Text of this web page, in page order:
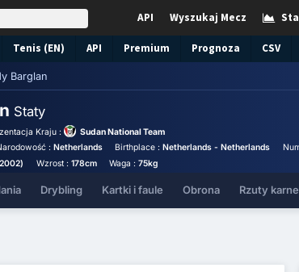
Wyszukaj Mecz
API
Tenis (EN) API Premium Prognoza CSV
Barglan
Staty
Kraju :
Sudan National Team
: Netherlands Birthplace :Netherlands - Netherlands
Wzrost : 178cm Waga :75kg
Drybling Kartki i faule Obrona Rzuty karne